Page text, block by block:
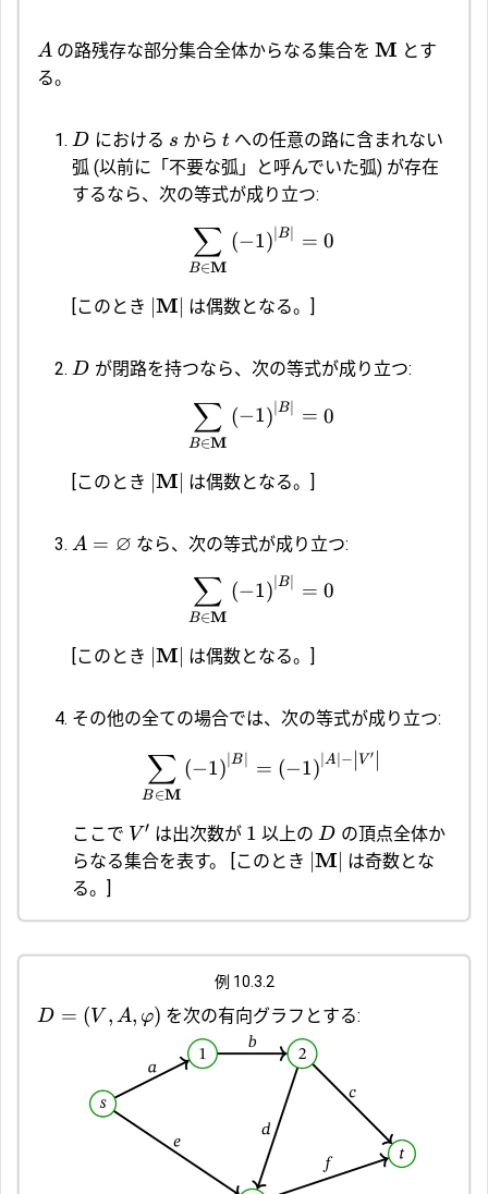
A の路残存な部分集合全体からなる集合を M とす
る。
D における s から tへの任意の路に含まれない
弧 (以前に「不要な弧」と呼んでいた弧) が存在
するなら、次の等式が成り立つ:
B∈M
∑ (−1)∣ B∣ = 0
[このとき M は偶数となる。]
D が閉路を持つなら、次の等式が成り立つ:
B∈M
∑ (−1) B = 0
[このとき ∣M∣ は偶数となる。]
A = ∅ なら、次の等式が成り立つ:
B∈M
∑ (−1) B = 0
[このとき M は偶数となる。]
その他の全ての場合では、次の等式が成り立つ:
B∈M
∑ (−1) ∣B = (−1) A − V ′
ここで V ′ は出次数が 1 以上のD の頂点全体か
らなる集合を表す。
[このとき M は奇数とな
る。]
例 10.3.2
D = (V , A, φ) を次の有向グラフとする: